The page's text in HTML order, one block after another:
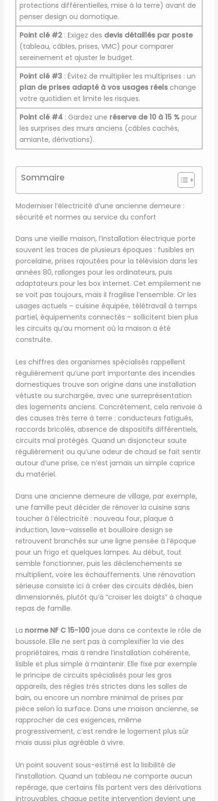
protections différentielles, mise à la terre) avant de
penser design ou domotique.
Point clé #2: Exigez des devis détaillés par poste
(tableau, câbles, prises, VMC) pour comparer
sereinement et ajuster le budget.
Point clé #3 : Évitez de multiplier les multiprises : un
plan de prises adapté à vos usages réelschange
votre quotidien et limite les risques.
Point clé #4: Gardez une réserve de 10 à 15 %pour
les surprises des murs anciens (câbles cachés,
amiante, dérivations).
Sommaire
Moderniser l’électricité d’une ancienne demeure :
sécurité et normes au service du confort
Dans une vieille maison, l’installation électrique porte
souvent les traces de plusieurs époques : fusibles en
porcelaine, prises rajoutées pour la télévision dans les
années 80, rallonges pour les ordinateurs, puis
adaptateurs pour les box internet. Cet empilement ne
se voit pas toujours, mais il fragilise l’ensemble. Or les
usages actuels – cuisine équipée, télétravail à temps
partiel, équipements connectés – sollicitent bien plus
les circuits qu’au moment où la maison a été
construite.
Les chiffres des organismes spécialisés rappellent
régulièrement qu’une part importante des incendies
domestiques trouve son origine dans une installation
vétuste ou surchargée, avec une surreprésentation
des logements anciens. Concrètement, cela renvoie à
des causes très terre à terre : conducteurs fatigués,
raccords bricolés, absence de dispositifs différentiels,
circuits mal protégés. Quand un disjoncteur saute
régulièrement ou qu’une odeur de chaud se fait sentir
autour d’une prise, ce n’est jamais un simple caprice
du matériel.
Dans une ancienne demeure de village, par exemple,
une famille peut décider de rénover la cuisine sans
toucher à l’électricité : nouveau four, plaque à
induction, lave-vaisselle et bouilloire design se
retrouvent branchés sur une ligne pensée à l’époque
pour un frigo et quelques lampes. Au début, tout
semble fonctionner, puis les déclenchements se
multiplient, voire les échauffements. Une rénovation
sérieuse consiste ici à créer des circuits dédiés, bien
dimensionnés, plutôt qu’à “croiser les doigts” à chaque
repas de famille.
La norme NF C 15-100joue dans ce contexte le rôle de
boussole. Elle ne sert pas à complexifier la vie des
propriétaires, mais à rendre l’installation cohérente,
lisible et plus simple à maintenir. Elle fixe par exemple
le principe de circuits spécialisés pour les gros
appareils, des règles très strictes dans les salles de
bain, ou encore un nombre minimal de prises par
pièce selon la surface. Dans une maison ancienne, se
rapprocher de ces exigences, même
progressivement, c’est rendre le logement plus sûr
mais aussi plus agréable à vivre.
Un point souvent sous-estimé est la lisibilité de
l’installation. Quand un tableau ne comporte aucun
repérage, que certains fils partent vers des dérivations
introuvables, chaque petite intervention devient une